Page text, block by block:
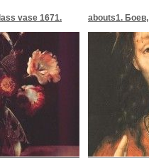
vase 1671. abouts1. Боев,